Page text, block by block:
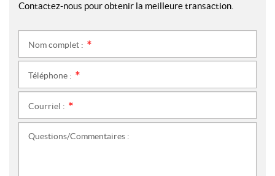
Contactez-nous pour obtenir la meilleure transaction.
Nom complet :
Téléphone :
Courriel :
Questions/Commentaires :